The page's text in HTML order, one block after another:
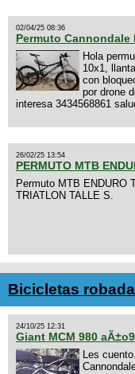
02/04/25 08:36
Permuto Cannondale
Hola
10x1,
con
por drone
interesa 3434568861
26/02/25 13:54
PERMUTO MTB
Permuto MTB ENDURO
TRIATLON TALLE S.
Bicicletas
24/10/25 12:31
Giant MCM 980
Les